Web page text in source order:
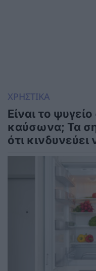
ΧΡΗΣΤΙΚΑ
Είναι το
καύσωνα; Τα
ότι κινδυνεύει